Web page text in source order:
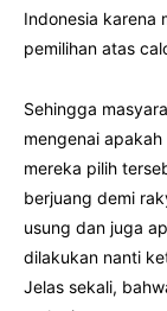
Indonesia karena
pemilihan atas
Sehingga
mengenai
mereka pilih
berjuang demi
usung dan juga
dilakukan nanti
Jelas sekali,